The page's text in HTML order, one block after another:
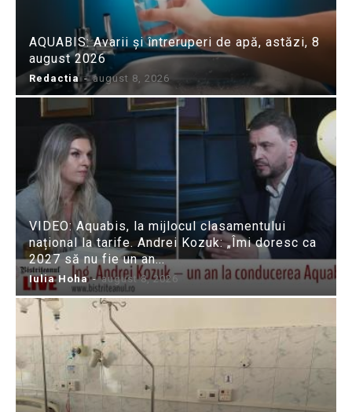
AQUABIS: Avarii și întreruperi de apă, astăzi, 8
august 2026
Redactia - august 8, 2026
VIDEO: Aquabis, la mijlocul clasamentului
național la tarife. Andrei Kozuk: „Îmi doresc ca
2027 să nu fie un an...
Iulia Hoha - august 8, 2026